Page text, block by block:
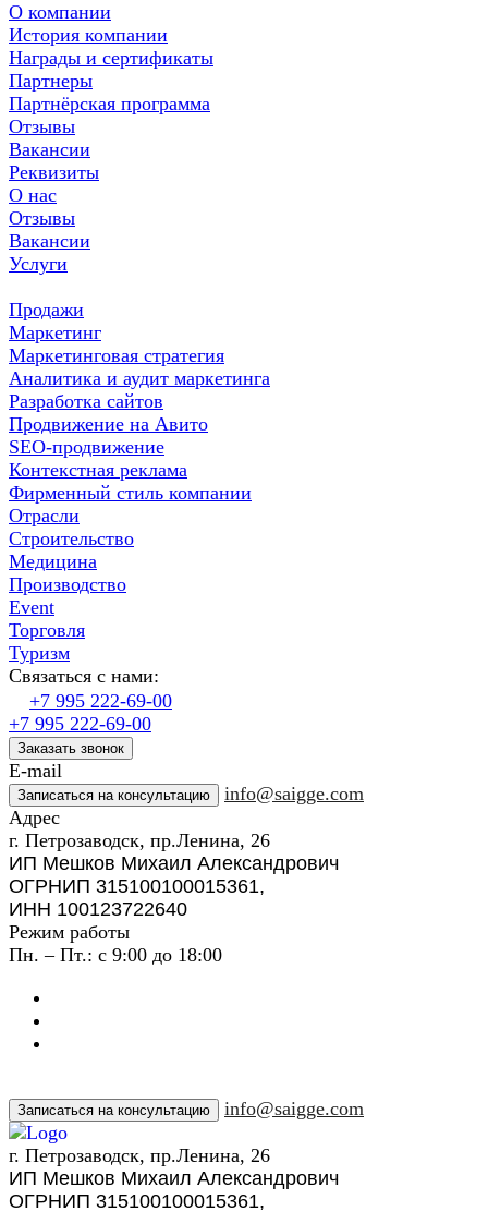
О компании
История компании
Награды и сертификаты
Партнеры
Партнёрская программа
Отзывы
Вакансии
Реквизиты
О нас
Отзывы
Вакансии
Услуги
Продажи
Маркетинг
Маркетинговая стратегия
Аналитика и аудит маркетинга
Разработка сайтов
Продвижение на Авито
SEO-продвижение
Контекстная реклама
Фирменный стиль компании
Отрасли
Строительство
Медицина
Производство
Event
Торговля
Туризм
Связаться с нами:
+7 995 222-69-00
+7 995 222-69-00
Заказать звонок
E-mail
Записаться на консультацию
info@saigge.com
Адрес
г. Петрозаводск, пр.Ленина, 26
ИП Мешков Михаил Александрович
ОГРНИП 315100100015361,
ИНН 100123722640
Режим работы
Пн. – Пт.: с 9:00 до 18:00
Записаться на консультацию info@saigge.com
г. Петрозаводск, пр.Ленина, 26
ИП Мешков Михаил Александрович
ОГРНИП 315100100015361,